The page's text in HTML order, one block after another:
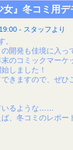
女』冬コミ用
- スタッフより
。
開発も佳境に入っ
のコミックマーケ
しました！
きますので、ぜひ
るような……
、冬コミのレポー